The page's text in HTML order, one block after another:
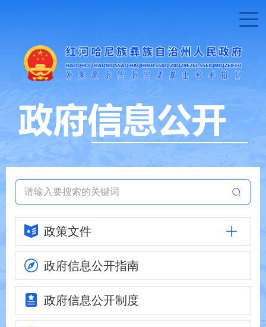
政策文件
政府信息公开指南
政府信息公开制度